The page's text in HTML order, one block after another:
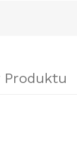
Produktu